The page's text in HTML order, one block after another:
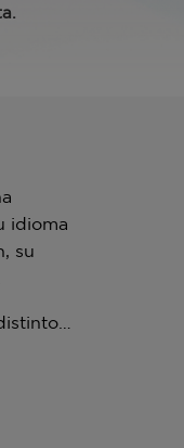
idioma
su